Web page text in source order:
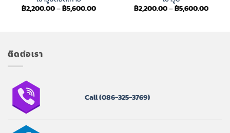
฿2,200.00–฿5,600.00Price
฿5,600.00
฿2,200.00–฿5,600.00Price
฿
ติดต่อเรา
Call(086-325-3769)